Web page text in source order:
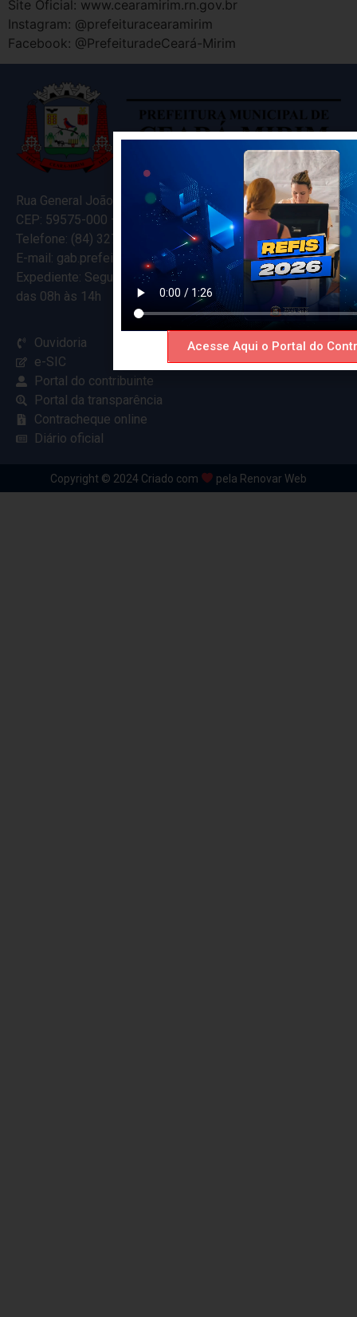
Site Oficial: www.cearamirim.rn.gov.br
Instagram: @prefeituracearamirim
Facebook: @PrefeituradeCeará-Mirim
Rua General João Varela, 635
CEP: 59575-000 – Ceará-Mirim – RN
Telefone: (84) 3274-5916
E-mail: gab.prefeitocearamirim@gmail.com
Expediente: Segunda à Sexta
das 08h às 14h
Ouvidoria
e-SIC
Portal do contribuinte
Portal da transparência
Contracheque online
Diário oficial
Copyright © 2024 Criado com pela Renovar Web
Acesse Aqui o Portal do